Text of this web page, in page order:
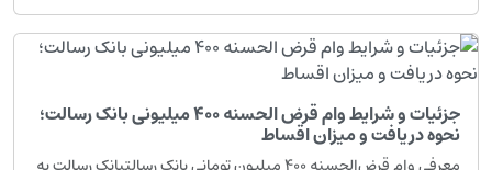
جزئیات و شرایط وام قرض الحسنه ۴۰۰ میلیونی بانک رسالت؛
نحوه دریافت و میزان اقساط